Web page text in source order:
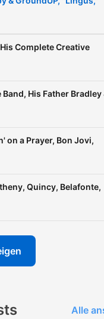
Complete Creative
His Father Bradley
on a Prayer, Bon Jovi,
Quincy, Belafonte,
Alle